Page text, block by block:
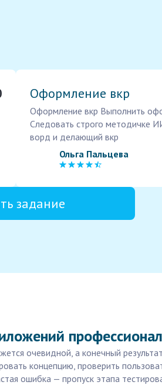
Оформление вкр
Оформление вкр Выполнить
Следовать строго методичке
ворд и делающий вкр
Ольга Пальцева
задание
очевидной, а конечный
концепцию, проверить
ошибка — пропуск этапа